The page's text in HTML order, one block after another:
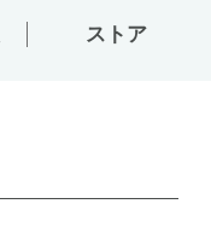
ストア